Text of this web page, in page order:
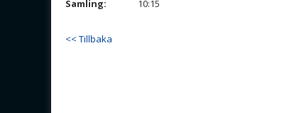
Samling:
10:15
<< Tillbaka